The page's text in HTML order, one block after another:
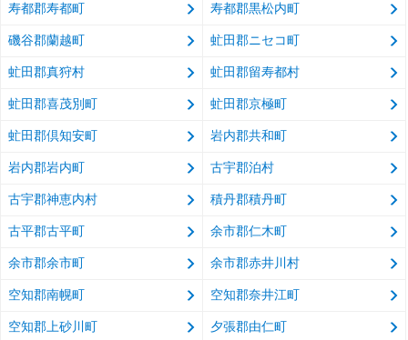
寿都郡寿都町 寿都郡黒松内町
磯谷郡蘭越町 虻田郡ニセコ町
虻田郡真狩村 虻田郡留寿都村
虻田郡喜茂別町 虻田郡京極町
虻田郡倶知安町 岩内郡共和町
岩内郡岩内町 古宇郡泊村
古宇郡神恵内村 積丹郡積丹町
古平郡古平町 余市郡仁木町
余市郡余市町 余市郡赤井川村
空知郡南幌町 空知郡奈井江町
空知郡上砂川町 夕張郡由仁町